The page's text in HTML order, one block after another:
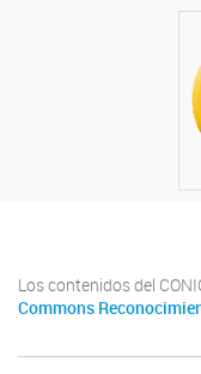
Los contenidos del
Commons